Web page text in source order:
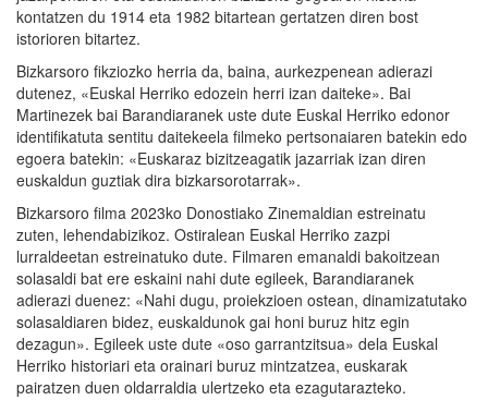
kontatzen du 1914 eta 1982 bitartean gertatzen diren bost
istorioren bitartez.
Bizkarsoro fikziozko herria da, baina, aurkezpenean adierazi
dutenez, «Euskal Herriko edozein herri izan daiteke». Bai
Martinezek bai Barandiaranek uste dute Euskal Herriko edonor
identifikatuta sentitu daitekeela filmeko pertsonaiaren batekin edo
egoera batekin: «Euskaraz bizitzeagatik jazarriak izan diren
euskaldun guztiak dira bizkarsorotarrak».
Bizkarsoro filma 2023ko Donostiako Zinemaldian estreinatu
zuten, lehendabizikoz. Ostiralean Euskal Herriko zazpi
lurraldeetan estreinatuko dute. Filmaren emanaldi bakoitzean
solasaldi bat ere eskaini nahi dute egileek, Barandiaranek
adierazi duenez: «Nahi dugu, proiekzioen ostean, dinamizatutako
solasaldiaren bidez, euskaldunok gai honi buruz hitz egin
dezagun». Egileek uste dute «oso garrantzitsua» dela Euskal
Herriko historiari eta orainari buruz mintzatzea, euskarak
pairatzen duen oldarraldia ulertzeko eta ezagutarazteko.